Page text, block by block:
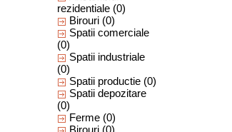
rezidentiale(0)
Birouri(0)
Spatii comerciale
(0)
Spatii industriale
(0)
Spatii productie(0)
Spatii depozitare
(0)
Ferme(0)
Birouri(0)